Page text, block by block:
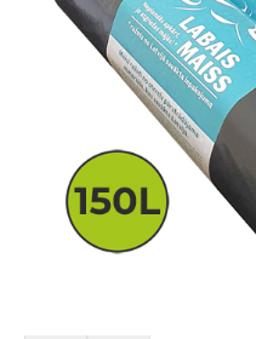
Biezums:35 µ
Prece ir pieejama
1,73 €
1+ rullis